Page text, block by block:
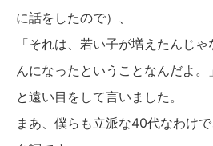
に話をしたので）、
「それは、若い子が増えたんじ
んになったということなんだよ。」
と遠い目をして言いました。
まあ、僕らも立派な40代なわけ